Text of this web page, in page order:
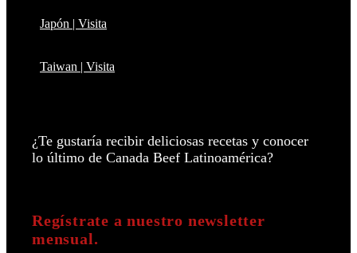
Japón | Visita
Taiwan | Visita
¿Te gustaría recibir deliciosas recetas y conocer
lo último de Canada Beef Latinoamérica?
Regístrate a nuestro newsletter
mensual.